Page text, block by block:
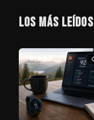
LOS MÁS LEÍDOS
Día 62